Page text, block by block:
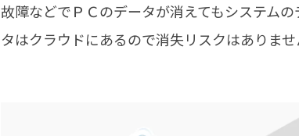
故障などでＰＣのデータが消えてもシステムの
タはクラウドにあるので消失リスクはありま